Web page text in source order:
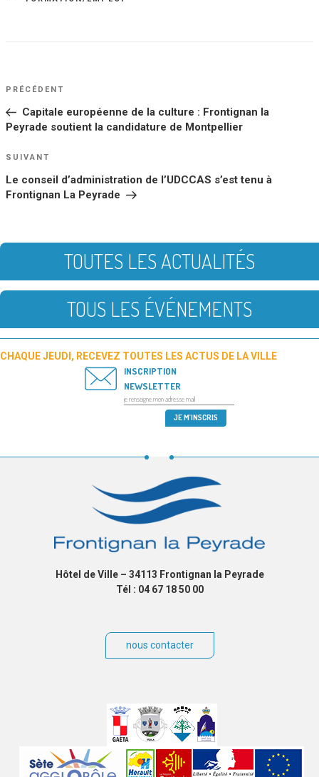
NAVIGATION
DE
L’ARTICLE
Article
PRÉCÉDENT
Capitale européenne de la culture : Frontignan la
Peyrade soutient la candidature de Montpellier
Article
SUIVANT
Le conseil d’administration de l’UDCCAS s’est tenu à
Frontignan La Peyrade
TOUTES LES ACTUALITÉS
TOUS LES ÉVÉNEMENTS
CHAQUE JEUDI, RECEVEZ TOUTES LES ACTUS DE LA VILLE
INSCRIPTION
NEWSLETTER
Hôtel de Ville – 34113 Frontignan la Peyrade
Tél : 04 67 18 50 00
nous contacter
partenaires